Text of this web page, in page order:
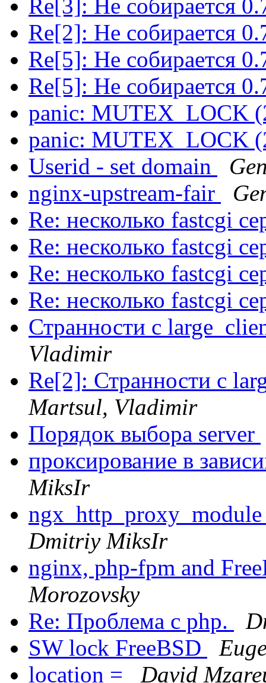
Re[3]: Не собирается
Re[2]: Не собирается
Re[5]: Не собирается
Re[5]: Не собирается
panic: MUTEX_LOCK
panic: MUTEX_LOCK
Userid - set domain
nginx-upstream-fair
Re: несколько fastcgi
Re: несколько fastcgi
Re: несколько fastcgi
Re: несколько fastcgi
Странности с
Vladimir
Re[2]: Странности с
Martsul, Vladimir
Порядок выбора server
проксирование в
MiksIr
Dmitriy MiksIr
nginx, php-fpm and
Morozovsky
Re: Проблема с php.
SW lock FreeBSD
location =
David